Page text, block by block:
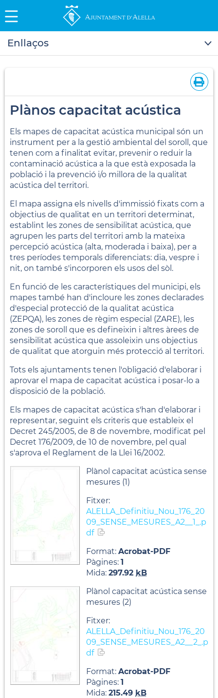
Enllaços
Plànos capacitat acústica
Els mapes de capacitat acústica municipal són un
instrument per a la gestió ambiental del soroll, que
tenen com a finalitat evitar, prevenir o reduir la
contaminació acústica a la que està exposada la
població i la prevenció i/o millora de la qualitat
acústica del territori.
El mapa assigna els nivells d'immissió fixats com a
objectius de qualitat en un territori determinat,
establint les zones de sensibilitat acústica, que
agrupen les parts del territori amb la mateixa
percepció acústica (alta, moderada i baixa), per a
tres períodes temporals diferenciats: dia, vespre i
nit, on també s'incorporen els usos del sòl.
En funció de les característiques del municipi, els
mapes també han d'incloure les zones declarades
d'especial protecció de la qualitat acústica
(ZEPQA), les zones de règim especial (ZARE), les
zones de soroll que es defineixin i altres àrees de
sensibilitat acústica que assoleixin uns objectius
de qualitat que atorguin més protecció al territori.
Tots els ajuntaments tenen l'obligació d'elaborar i
aprovar el mapa de capacitat acústica i posar-lo a
disposició de la població.
Els mapes de capacitat acústica s'han d'elaborar i
representar, seguint els criteris que estableix el
Decret 245/2005, de 8 de novembre, modificat pel
Decret 176/2009, de 10 de novembre, pel qual
s'aprova el Reglament de la Llei 16/2002.
Plànol capacitat acústica sense
mesures (1)
Fitxer:
ALELLA_Definitiu_Nou_176_20
09_SENSE_MESURES_A2__1_.p
df
Format: Acrobat-PDF
Pàgines: 1
Mida: 297.92 kB
Plànol capacitat acústica sense
mesures (2)
Fitxer:
ALELLA_Definitiu_Nou_176_20
09_SENSE_MESURES_A2__2_.p
df
Format: Acrobat-PDF
Pàgines: 1
Mida: 215.49 kB